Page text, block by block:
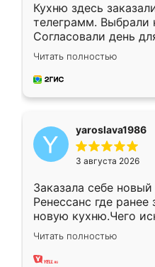
Кухню здесь
телеграмм. Выбрали
Согласовали день
недели кухня была
довольны работой.
мебель за
Читать полностью
yaroslava1986
3 августа 2026
Заказала себе
Ренессанс где ранее
новую кухню.Чего
вполне довольна.
два года, нареканий
Читать полностью